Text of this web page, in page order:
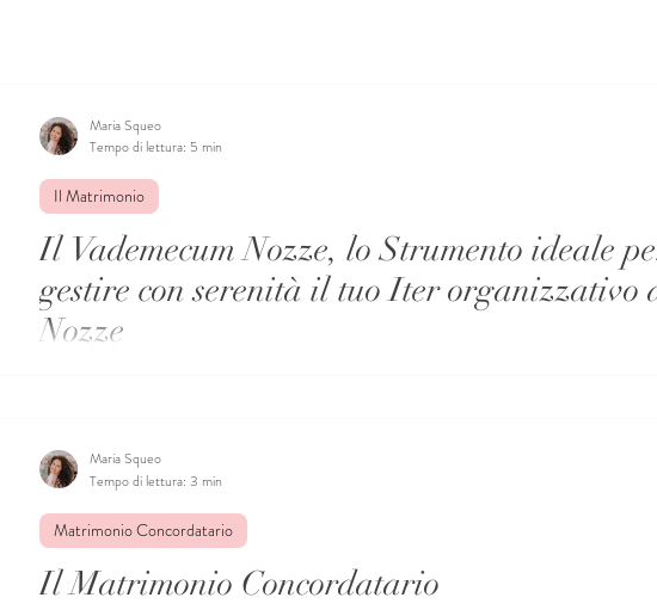
Il Vademecum Nozze, lo Strumento ideale
gestire con serenità il tuo Iter organizzativo
Nozze
Il Matrimonio
Maria Squeo
Tempo di lettura: 5 min
Il Matrimonio Concordatario
Matrimonio Concordatario
Maria Squeo
Tempo di lettura: 3 min